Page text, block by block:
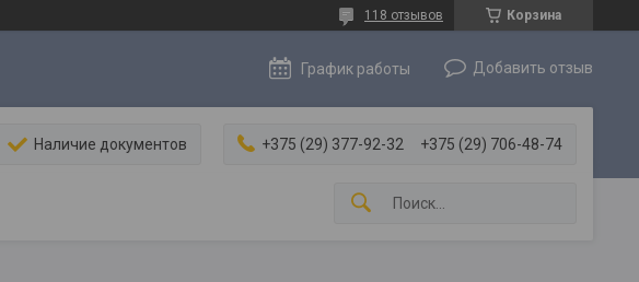
Корзина
118 отзывов
График работы Добавить отзыв
Наличие документов +375 (29) 377-92-32 +375 (29) 706-48-74